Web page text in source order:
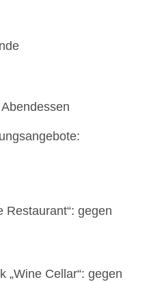
Restaurant“: gegen
„Wine Cellar“: gegen